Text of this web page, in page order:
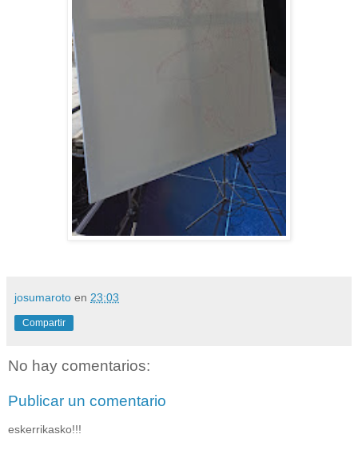
josumaroto en 23:03
Compartir
No hay comentarios:
Publicar un comentario
eskerrikasko!!!